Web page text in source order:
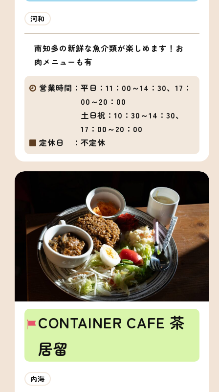
河和
南知多の新鮮な魚介類が楽しめます！お
肉メニューも有
営業時間： 平日：11：00～14：30、17：
00～20：00
土日祝：10：30～14：30、
17：00～20：00
定休日 ： 不定休
CONTAINER CAFE 茶
居留
内海